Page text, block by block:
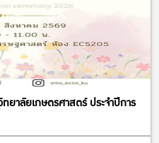
าลัยเกษตรศาสตร์ ประจำปีการ